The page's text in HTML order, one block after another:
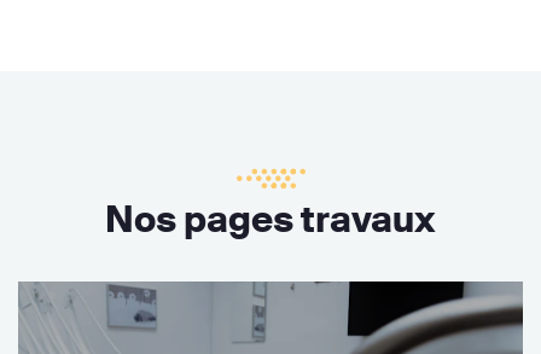
Nos pages travaux